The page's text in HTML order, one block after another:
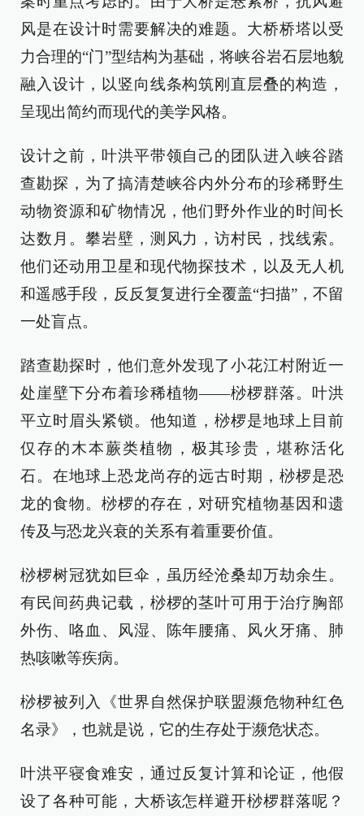
风是在设计时需要解决的难题。大桥桥塔以受
力合理的“门”型结构为基础，将峡谷岩石层地貌
融入设计，以竖向线条构筑刚直层叠的构造，
呈现出简约而现代的美学风格。
设计之前，叶洪平带领自己的团队进入峡谷踏
查勘探，为了搞清楚峡谷内外分布的珍稀野生
动物资源和矿物情况，他们野外作业的时间长
达数月。攀岩壁，测风力，访村民，找线索。
他们还动用卫星和现代物探技术，以及无人机
和遥感手段，反反复复进行全覆盖“扫描”，不留
一处盲点。
踏查勘探时，他们意外发现了小花江村附近一
处崖壁下分布着珍稀植物——桫椤群落。叶洪
平立时眉头紧锁。他知道，桫椤是地球上目前
仅存的木本蕨类植物，极其珍贵，堪称活化
石。在地球上恐龙尚存的远古时期，桫椤是恐
龙的食物。桫椤的存在，对研究植物基因和遗
传及与恐龙兴衰的关系有着重要价值。
桫椤树冠犹如巨伞，虽历经沧桑却万劫余生。
有民间药典记载，桫椤的茎叶可用于治疗胸部
外伤、咯血、风湿、陈年腰痛、风火牙痛、肺
热咳嗽等疾病。
桫椤被列入《世界自然保护联盟濒危物种红色
名录》，也就是说，它的生存处于濒危状态。
叶洪平寝食难安，通过反复计算和论证，他假
设了各种可能，大桥该怎样避开桫椤群落呢？